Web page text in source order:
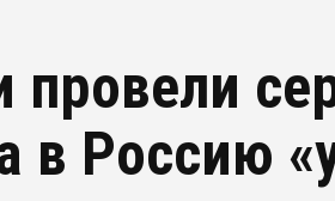
провели
в Россию